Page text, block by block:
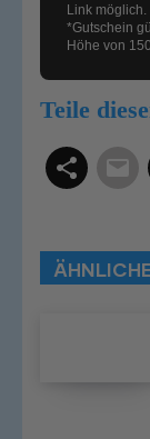
Link möglich.
*Gutschein
Höhe von
Teile